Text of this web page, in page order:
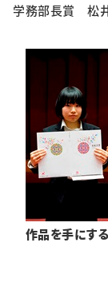
学務部長賞 松井
作品を手にする